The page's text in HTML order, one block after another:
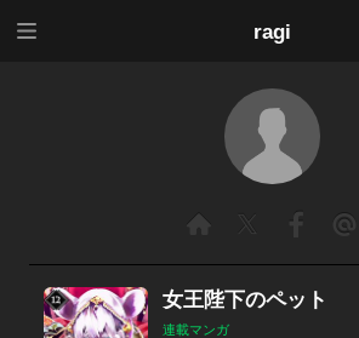
ragi
女王陛下のペット
連載マンガ